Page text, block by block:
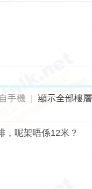
手機 顯示全部樓層
，呢架唔係12米？